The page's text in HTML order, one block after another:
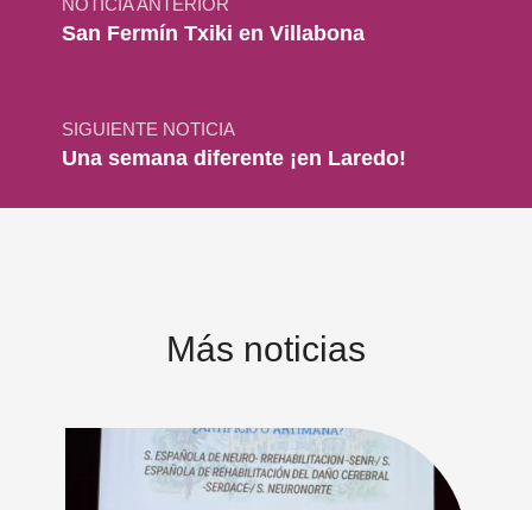
NOTICIA ANTERIOR
San Fermín Txiki en Villabona
SIGUIENTE NOTICIA
Una semana diferente ¡en Laredo!
Más noticias